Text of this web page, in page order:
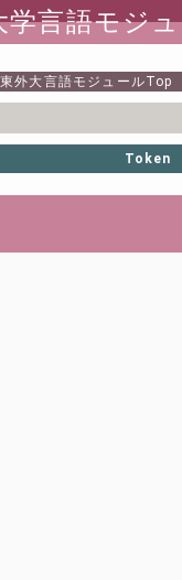
学言語モジ
東外大言語モジュールTop
Token